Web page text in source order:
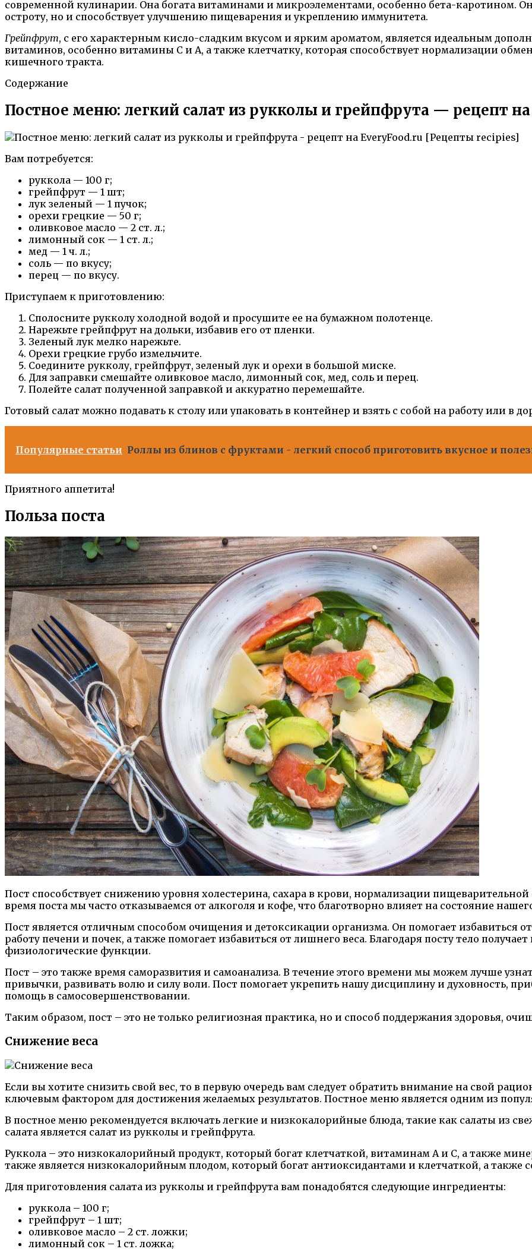
современной кулинарии. Она богата витаминами и микроэлементами, особенно бета-каротином.
остроту, но и способствует улучшению пищеварения и укреплению иммунитета.
Грейпфрут, с его характерным кисло-сладким вкусом и ярким ароматом, является идеальным
витаминов, особенно витамины С и А, а также клетчатку, которая способствует нормализации
кишечного тракта.
Содержание
Постное меню: легкий салат из рукколы и грейпфрута — рецепт
Вам потребуется:
руккола — 100 г;
грейпфрут — 1 шт;
лук зеленый — 1 пучок;
орехи грецкие — 50 г;
оливковое масло — 2 ст. л.;
лимонный сок — 1 ст. л.;
мед — 1 ч. л.;
соль — по вкусу;
перец — по вкусу.
Приступаем к приготовлению:
Сполосните рукколу холодной водой и просушите ее на бумажном полотенце.
Нарежьте грейпфрут на дольки, избавив его от пленки.
Зеленый лук мелко нарежьте.
Орехи грецкие грубо измельчите.
Соедините рукколу, грейпфрут, зеленый лук и орехи в большой миске.
Для заправки смешайте оливковое масло, лимонный сок, мед, соль и перец.
Полейте салат полученной заправкой и аккуратно перемешайте.
Готовый салат можно подавать к столу или упаковать в контейнер и взять с собой на работу или в
Популярные статьи Роллы из блинов с фруктами - легкий способ приготовить вкусное и
Приятного аппетита!
Польза поста
Пост способствует снижению уровня холестерина, сахара в крови, нормализации
время поста мы часто отказываемся от алкоголя и кофе, что благотворно влияет на состояние
Пост является отличным способом очищения и детоксикации организма. Он помогает избавиться
работу печени и почек, а также помогает избавиться от лишнего веса. Благодаря посту тело
физиологические функции.
Пост – это также время саморазвития и самоанализа. В течение этого времени мы можем лучше
привычки, развивать волю и силу воли. Пост помогает укрепить нашу дисциплину и духовность,
помощь в самосовершенствовании.
Таким образом, пост – это не только религиозная практика, но и способ поддержания здоровья,
Снижение веса
Если вы хотите снизить свой вес, то в первую очередь вам следует обратить внимание на свой
ключевым фактором для достижения желаемых результатов. Постное меню является одним из
В постное меню рекомендуется включать легкие и низкокалорийные блюда, такие как салаты из
салата является салат из рукколы и грейпфрута.
Руккола – это низкокалорийный продукт, который богат клетчаткой, витаминам A и C, а также
также является низкокалорийным плодом, который богат антиоксидантами и клетчаткой, а также
Для приготовления салата из рукколы и грейпфрута вам понадобятся следующие ингредиенты:
руккола – 100 г;
грейпфрут – 1 шт;
оливковое масло – 2 ст. ложки;
лимонный сок – 1 ст. ложка;